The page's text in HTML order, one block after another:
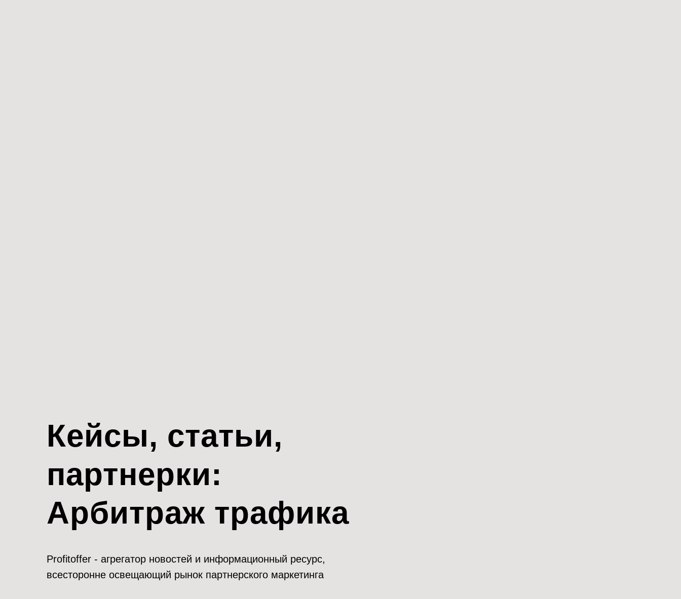
Кейсы, статьи,
партнерки:
Арбитраж трафика
Profitoffer - агрегатор новостей и информационный ресурс,
всесторонне освещающий рынок партнерского маркетинга